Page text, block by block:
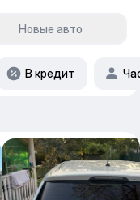
Новые авто
В кредит